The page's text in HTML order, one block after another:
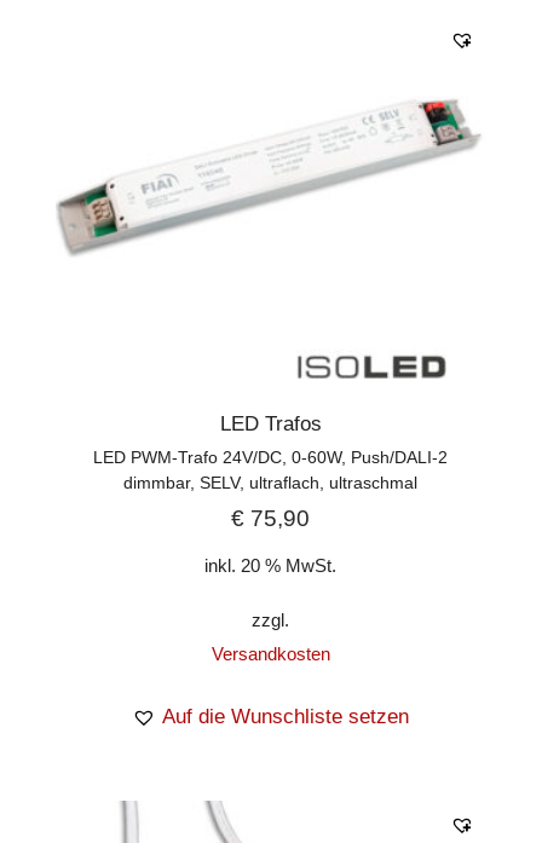
LED Trafos
LED PWM-Trafo 24V/DC, 0-60W, Push/DALI-2
dimmbar, SELV, ultraflach, ultraschmal
€ 75,90
inkl. 20 % MwSt.
zzgl.
Versandkosten
Auf die Wunschliste setzen